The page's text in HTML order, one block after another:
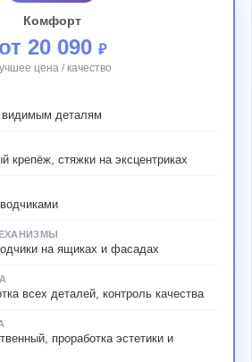
Комфорт
от 20 090 ₽
цена / качество
деталям
крепёж, стяжки на эксцентриках
на ящиках и фасадах
всех деталей, контроль качества
проработка эстетики и